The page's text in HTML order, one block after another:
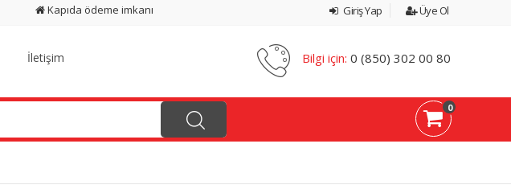
Kapıda ödeme imkanı Giriş Yap Üye Ol
İletişim Bilgi için: 0 (850) 302 00 80
0